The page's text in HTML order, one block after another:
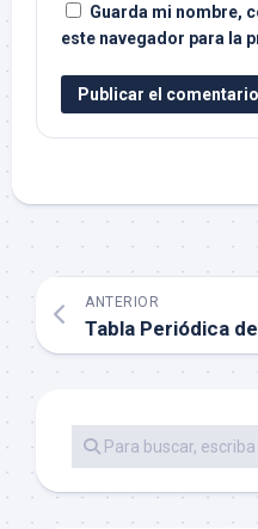
Guarda mi nombre,
este navegador para la
ANTERIOR